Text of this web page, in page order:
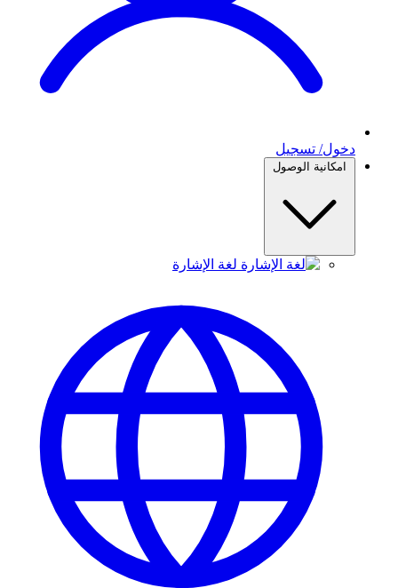
دخول/ تسجيل
امكانية الوصول
لغة الإشارة